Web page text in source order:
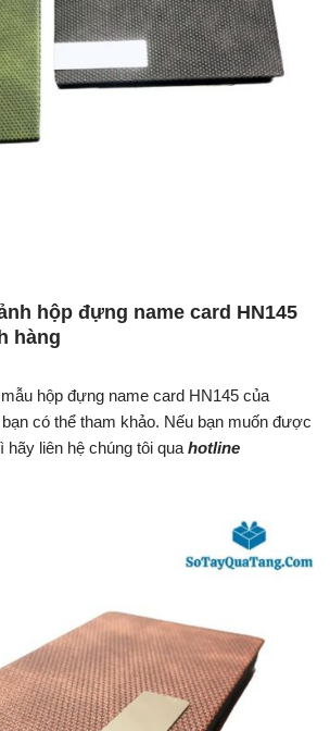
hộp đựng name card HN145
hàng
hộp đựng name card HN145 của
có thể tham khảo. Nếu bạn muốn được
hãy liên hệ chúng tôi qua hotline